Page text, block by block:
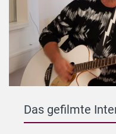
Das gefilmte